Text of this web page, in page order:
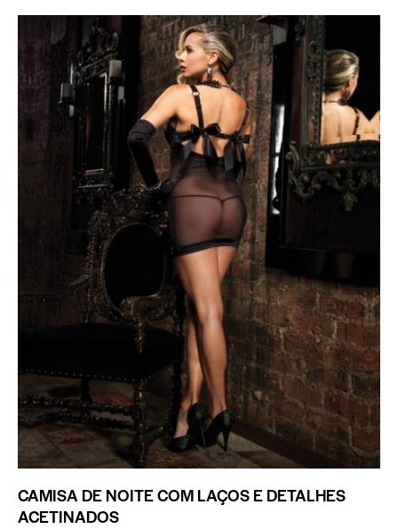
CAMISA DE NOITE COM LAÇOS E DETALHES
ACETINADOS